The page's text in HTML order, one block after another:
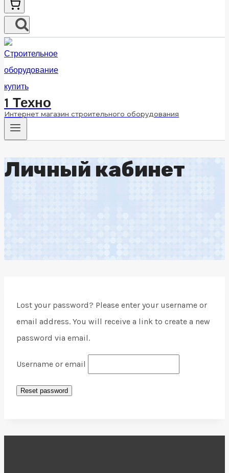
1 Техно
Интернет магазин строительного оборудования
Личный кабинет
Lost your password? Please enter your username or
email address. You will receive a link to create a new
password via email.
Username or email
Reset password